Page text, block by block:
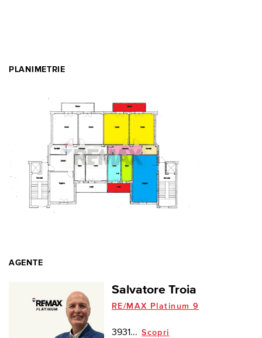
PLANIMETRIE
AGENTE
Salvatore Troia
RE/MAX Platinum 9
3931... Scopri